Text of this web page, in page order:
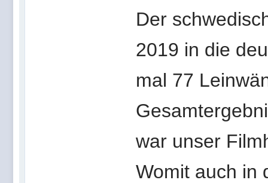
Der
2019 in die
mal 77
war unser
Womit auch in